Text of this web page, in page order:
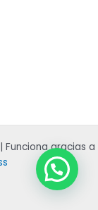
Funciona gracias a